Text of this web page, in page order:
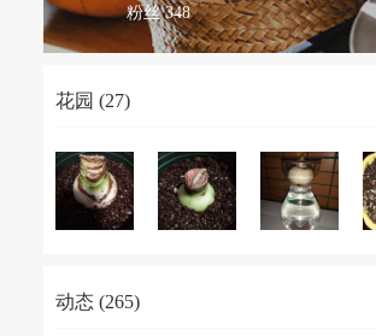
粉丝 348
花园 (27)
动态 (265)